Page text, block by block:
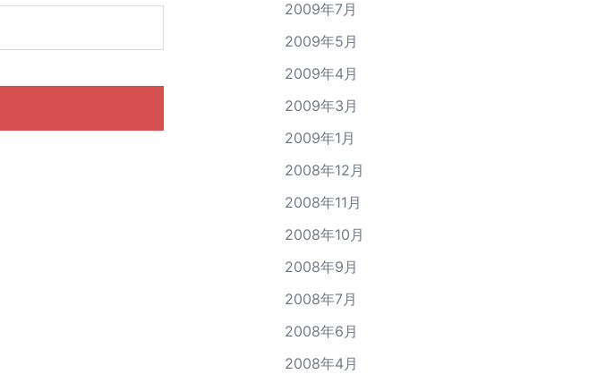
2009年7月
2009年5月
2009年4月
2009年3月
2009年1月
2008年12月
2008年11月
2008年10月
2008年9月
2008年7月
2008年6月
2008年4月